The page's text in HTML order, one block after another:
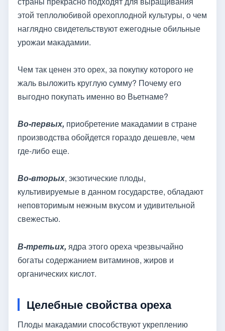
этой теплолюбивой орехоплодной культуры, о чем
наглядно свидетельствуют ежегодные обильные
урожаи макадамии.
Чем так ценен это орех, за покупку которого не
жаль выложить круглую сумму? Почему его
выгодно покупать именно во Вьетнаме?
Во-первых, приобретение макадамии в стране
производства обойдется гораздо дешевле, чем
где-либо еще.
Во-вторых, экзотические плоды,
культивируемые в данном государстве, обладают
неповторимым нежным вкусом и удивительной
свежестью.
В-третьих, ядра этого ореха чрезвычайно
богаты содержанием витаминов, жиров и
органических кислот.
Целебные свойства ореха
Плоды макадамии способствуют укреплению